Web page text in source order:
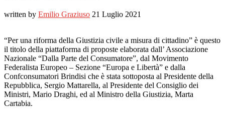
written by Emilio Graziuso 21 Luglio 2021
“Per una riforma della Giustizia civile a misura di cittadino” è questo
il titolo della piattaforma di proposte elaborata dall’ Associazione
Nazionale “Dalla Parte del Consumatore”, dal Movimento
Federalista Europeo – Sezione “Europa e Libertà” e dalla
Confconsumatori Brindisi che è stata sottoposta al Presidente della
Repubblica, Sergio Mattarella, al Presidente del Consiglio dei
Ministri, Mario Draghi, ed al Ministro della Giustizia, Marta
Cartabia.